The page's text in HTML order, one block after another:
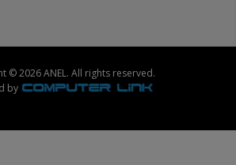
© 2026 ANEL. All rights reserved.
by